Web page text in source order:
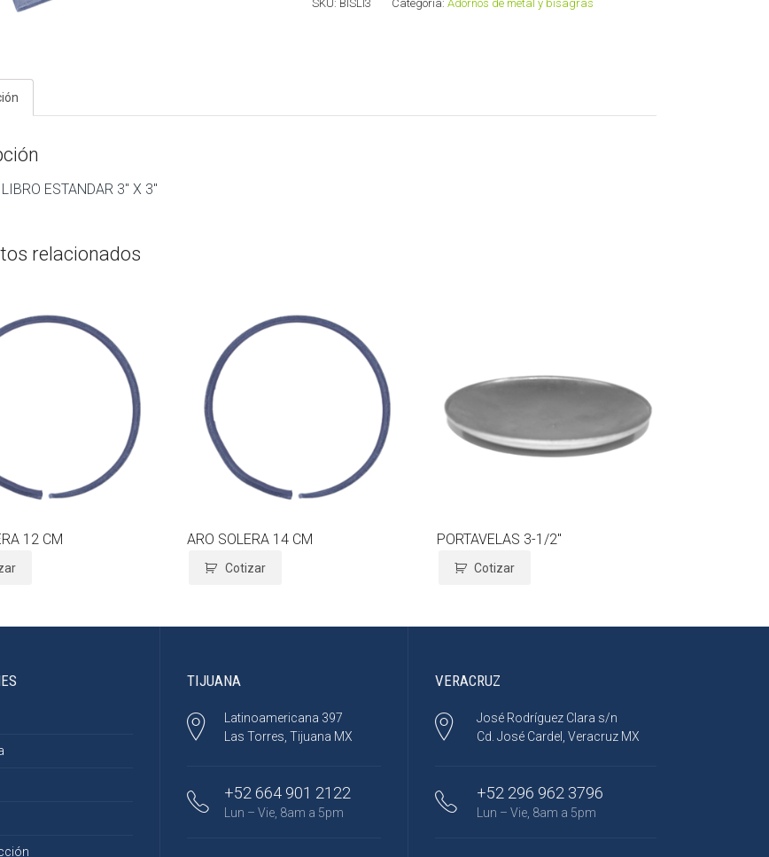
SKU: BISLI3 Categoría:Adornos de metal y bisagras
ESTANDAR 3″ X 3″
relacionados
12 CM ARO SOLERA 14 CM
Cotizar
PORTAVELAS 3-1/2″
Cotizar
TIJUANA
Latinoamericana 397
Las Torres, Tijuana MX
+52 664 901 2122
Lun – Vie, 8am a 5pm
VERACRUZ
José Rodríguez Clara s/n
Cd. José Cardel, Veracruz MX
+52 296 962 3796
Lun – Vie, 8am a 5pm